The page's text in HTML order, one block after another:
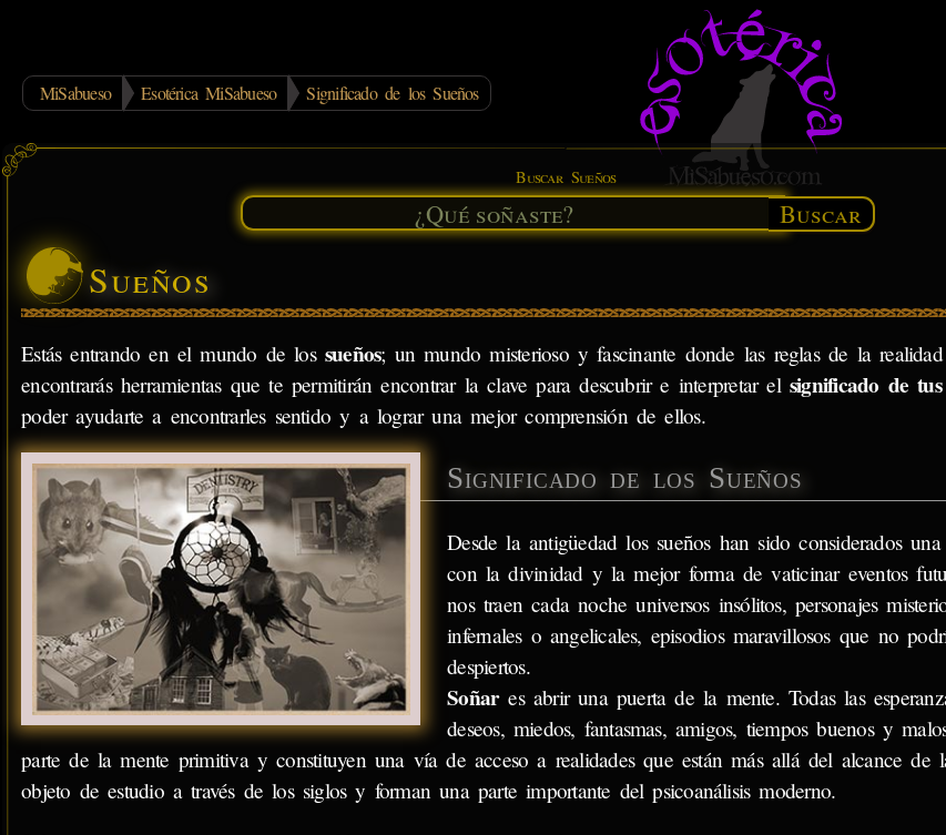
MiSabueso Esotérica MiSabueso Significado de los Sueños
Buscar Sueños
Buscar
Sueños
Estás entrando en el mundo de los sueños; un mundo misterioso y fascinante donde las reglas de la
encontrarás herramientas que te permitirán encontrar la clave para descubrir e interpretar el significado de tus
poder ayudarte a encontrarles sentido y a lograr una mejor comprensión de ellos.
Significado de los Sueños
Desde la antigüedad los sueños han sido considerados
con la divinidad y la mejor forma de vaticinar eventos
nos traen cada noche universos insólitos, personajes
infernales o angelicales, episodios maravillosos que no
despiertos.
Soñares abrir una puerta de la mente. Todas las
deseos, miedos, fantasmas, amigos, tiempos buenos y
parte de la mente primitiva y constituyen una vía de acceso a realidades que están más allá del alcance de
objeto de estudio a través de los siglos y forman una parte importante del psicoanálisis moderno.